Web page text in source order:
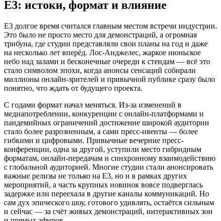
E3: истоки, формат и влияние
E3 долгое время считался главным местом встречи индустрии.
Это было не просто место для демонстраций, а огромная
трибуна, где студии представляли свои планы на год и даже
на несколько лет вперёд. Лос-Анджелес, жаркое июньское
небо над залами и бесконечные очереди к стендам — всё это
стало символом эпохи, когда анонсы сенсаций собирали
миллионы онлайн-зрителей и привычной публике сразу было
понятно, что ждать от будущего проекта.
С годами формат начал меняться. Из-за изменений в
медиапотреблении, конкуренции с онлайн-платформами и
пандемийных ограничений достижение широкой аудитории
стало более разрозненным, а сами пресс‑ивенты — более
гибкими и цифровыми. Привычные вечерние пресс-
конференции, одна за другой, уступили место гибридным
форматам, онлайн‑передачам и синхронному взаимодействию
с глобальной аудиторией. Многие студии стали анонсировать
важные релизы не только на E3, но и в рамках других
мероприятий, а часть крупных новинок вовсе подверглась
задержке или переехала в другие каналы коммуникаций. Но
сам дух эпического шоу, готового удивлять, остаётся сильным
и сейчас — за счёт живых демонстраций, интерактивных зон